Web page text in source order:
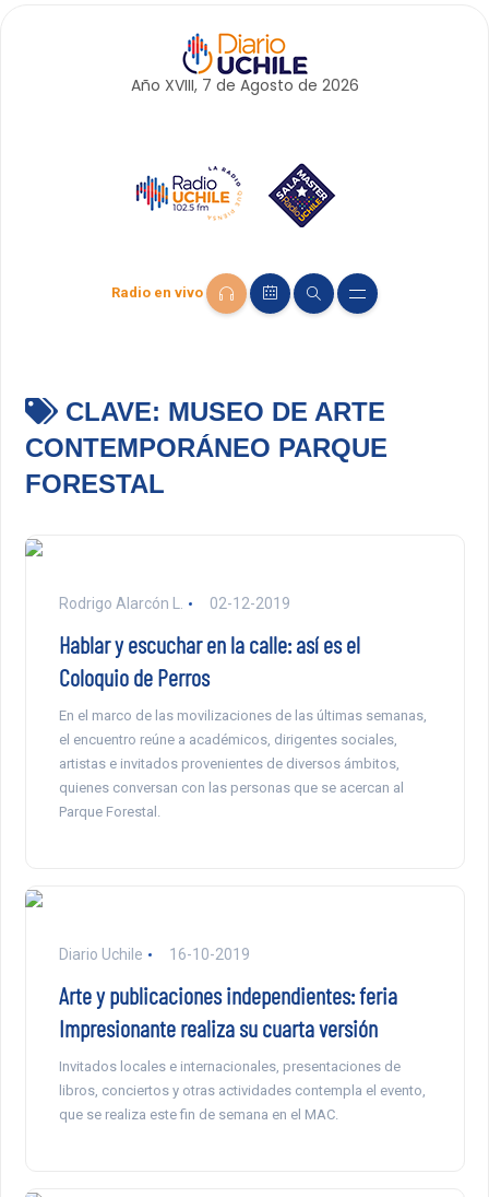
Año XVIII, 7 de Agosto de 2026
Radio en vivo
CLAVE: MUSEO DE ARTE
CONTEMPORÁNEO PARQUE
FORESTAL
Rodrigo Alarcón L. 02-12-2019
Hablar y escuchar en la calle: así es el
Coloquio de Perros
En el marco de las movilizaciones de las últimas semanas,
el encuentro reúne a académicos, dirigentes sociales,
artistas e invitados provenientes de diversos ámbitos,
quienes conversan con las personas que se acercan al
Parque Forestal.
Diario Uchile 16-10-2019
Arte y publicaciones independientes: feria
Impresionante realiza su cuarta versión
Invitados locales e internacionales, presentaciones de
libros, conciertos y otras actividades contempla el evento,
que se realiza este fin de semana en el MAC.